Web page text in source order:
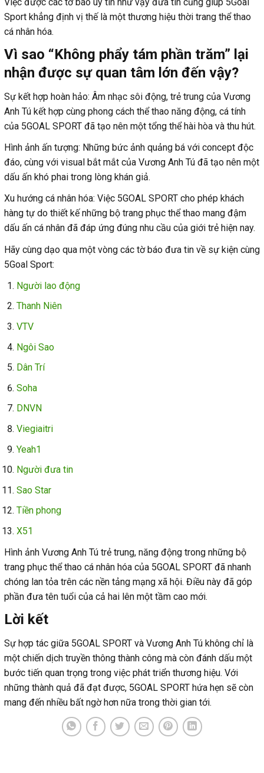
Sport khẳng định vị thế là một thương hiệu thời trang thể thao
cá nhân hóa.
Vì sao “Không phẩy tám phần trăm” lại
nhận được sự quan tâm lớn đến vậy?
Sự kết hợp hoàn hảo: Âm nhạc sôi động, trẻ trung của Vương
Anh Tú kết hợp cùng phong cách thể thao năng động, cá tính
của 5GOAL SPORT đã tạo nên một tổng thể hài hòa và thu hút.
Hình ảnh ấn tượng: Những bức ảnh quảng bá với concept độc
đáo, cùng với visual bắt mắt của Vương Anh Tú đã tạo nên một
dấu ấn khó phai trong lòng khán giả.
Xu hướng cá nhân hóa: Việc 5GOAL SPORT cho phép khách
hàng tự do thiết kế những bộ trang phục thể thao mang đậm
dấu ấn cá nhân đã đáp ứng đúng nhu cầu của giới trẻ hiện nay.
Hãy cùng dạo qua một vòng các tờ báo đưa tin về sự kiện cùng
5Goal Sport:
Người lao động
Thanh Niên
VTV
Ngôi Sao
Dân Trí
Soha
DNVN
Viegiaitri
Yeah1
Người đưa tin
Sao Star
Tiền phong
X51
Hình ảnh Vương Anh Tú trẻ trung, năng động trong những bộ
trang phục thể thao cá nhân hóa của 5GOAL SPORT đã nhanh
chóng lan tỏa trên các nền tảng mạng xã hội. Điều này đã góp
phần đưa tên tuổi của cả hai lên một tầm cao mới.
Lời kết
Sự hợp tác giữa 5GOAL SPORT và Vương Anh Tú không chỉ là
một chiến dịch truyền thông thành công mà còn đánh dấu một
bước tiến quan trọng trong việc phát triển thương hiệu. Với
những thành quả đã đạt được, 5GOAL SPORT hứa hẹn sẽ còn
mang đến nhiều bất ngờ hơn nữa trong thời gian tới.